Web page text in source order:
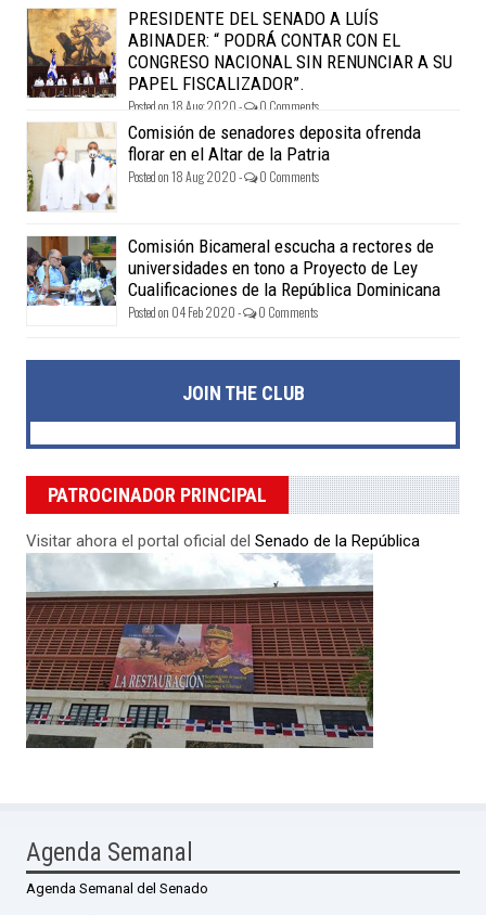
PRESIDENTE DEL SENADO A LUÍS
ABINADER: “ PODRÁ CONTAR CON EL
CONGRESO NACIONAL SIN RENUNCIAR A SU
PAPEL FISCALIZADOR”.
Posted on 18 Aug 2020 - 0 Comments
Comisión de senadores deposita ofrenda
florar en el Altar de la Patria
Posted on 18 Aug 2020 - 0 Comments
Comisión Bicameral escucha a rectores de
universidades en tono a Proyecto de Ley
Cualificaciones de la República Dominicana
Posted on 04 Feb 2020 - 0 Comments
JOIN THE CLUB
PATROCINADOR PRINCIPAL
Visitar ahora el portal oficial del Senado de la República
Agenda Semanal
Agenda Semanal del Senado